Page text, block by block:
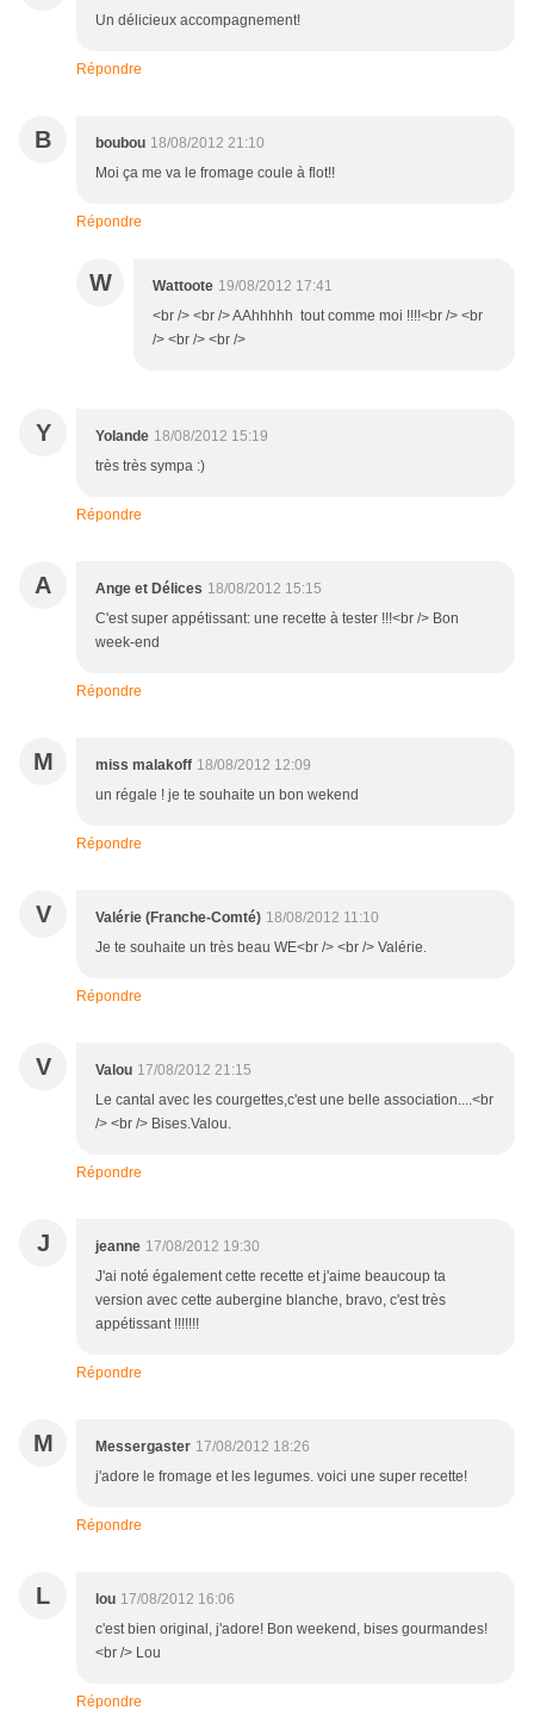
Un délicieux accompagnement!
Répondre
B boubou 18/08/2012 21:10
Moi ça me va le fromage coule à flot!!
Répondre
W Wattoote 19/08/2012 17:41
<br /> <br /> AAhhhhh tout comme moi !!!!<br /> <br
/> <br /> <br />
Y Yolande 18/08/2012 15:19
très très sympa :)
Répondre
A Ange et Délices 18/08/2012 15:15
C'est super appétissant: une recette à tester !!!<br /> Bon
week-end
Répondre
M miss malakoff 18/08/2012 12:09
un régale ! je te souhaite un bon wekend
Répondre
V Valérie (Franche-Comté) 18/08/2012 11:10
Je te souhaite un très beau WE<br /> <br /> Valérie.
Répondre
V Valou 17/08/2012 21:15
Le cantal avec les courgettes,c'est une belle association....<br
/> <br /> Bises.Valou.
Répondre
J jeanne 17/08/2012 19:30
J'ai noté également cette recette et j'aime beaucoup ta
version avec cette aubergine blanche, bravo, c'est très
appétissant !!!!!!!
Répondre
M Messergaster 17/08/2012 18:26
j'adore le fromage et les legumes. voici une super recette!
Répondre
L lou 17/08/2012 16:06
c'est bien original, j'adore! Bon weekend, bises gourmandes!
<br /> Lou
Répondre